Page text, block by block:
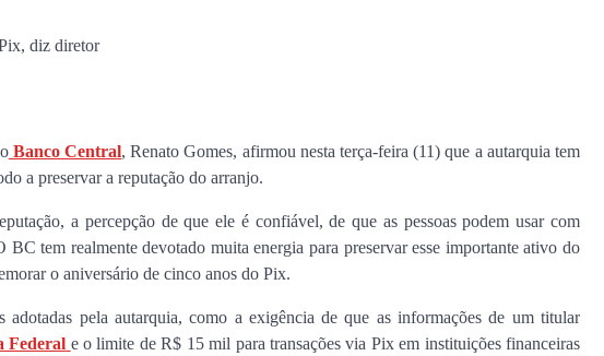
Banco Central, Renato Gomes, afirmou nesta terça-feira (11) que a autarquia tem
a preservar a reputação do arranjo.
a percepção de que ele é confiável, de que as pessoas podem usar com
tem realmente devotado muita energia para preservar esse importante ativo do
o aniversário de cinco anos do Pix.
adotadas pela autarquia, como a exigência de que as informações de um titular
Federal e o limite de R$ 15 mil para transações via Pix em instituições financeiras
NOTÍCIAS
encontro no Cohafuma